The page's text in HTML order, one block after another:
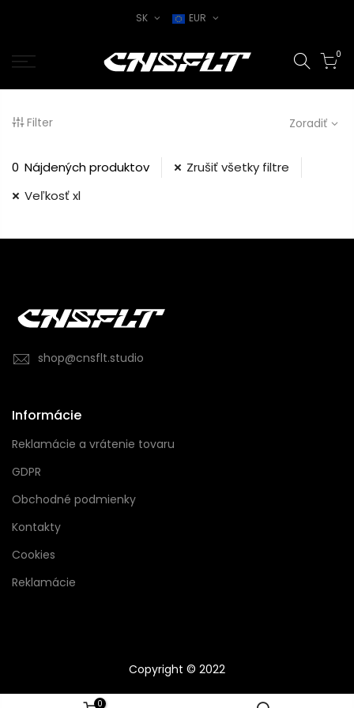
SK EUR
0
Filter Zoradiť
0 Nájdených produktov
Zrušiť všetky filtre
Veľkosť xl
shop@cnsflt.studio
Informácie
Reklamácie a vrátenie tovaru
GDPR
Obchodné podmienky
Kontakty
Cookies
Reklamácie
Copyright © 2022
0